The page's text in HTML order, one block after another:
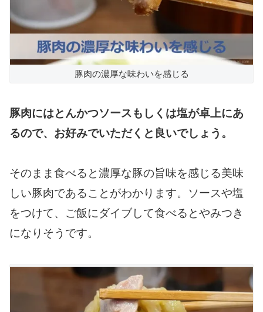
豚肉の濃厚な味わいを感じる
豚肉にはとんかつソースもしくは塩が卓上にあ
るので、お好みでいただくと良いでしょう。
そのまま食べると濃厚な豚の旨味を感じる美味
しい豚肉であることがわかります。ソースや塩
をつけて、ご飯にダイブして食べるとやみつき
になりそうです。